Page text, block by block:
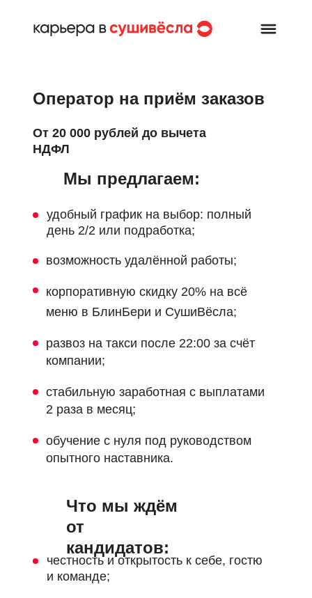
Оператор на приём заказов
От 20 000 рублей до вычета
НДФЛ
Мы предлагаем:
удобный график на выбор: полный
день 2/2 или подработка;
возможность удалённой работы;
корпоративную скидку 20% на всё
меню в БлинБери и СушиВёсла;
развоз на такси после 22:00 за счёт
компании;
стабильную заработная с выплатами
2 раза в месяц;
обучение с нуля под руководством
опытного наставника.
Что мы ждём
от
кандидатов:
честность и открытость к себе, гостю
и команде;